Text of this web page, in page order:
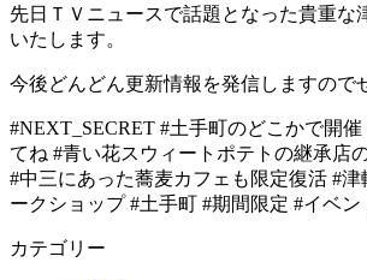
先日ＴＶニュースで話題となった貴重な
いたします。
今後どんどん更新情報を発信しますので
#NEXT_SECRET #土手町のどこかで開
てね #青い花スウィートポテトの継承店
#中三にあった蕎麦カフェも限定復活 #津
ークショップ #土手町 #期間限定 #イベン
カテゴリー